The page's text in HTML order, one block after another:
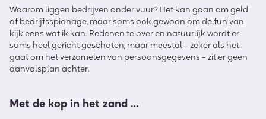
Waarom liggen bedrijven onder vuur? Het kan gaan om geld
of bedrijfsspionage, maar soms ook gewoon om de fun van
kijk eens wat ik kan. Redenen te over en natuurlijk wordt er
soms heel gericht geschoten, maar meestal – zeker als het
gaat om het verzamelen van persoonsgegevens – zit er geen
aanvalsplan achter.
Met de kop in het zand …